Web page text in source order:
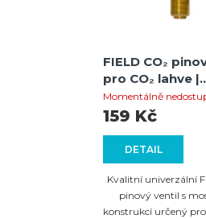
FIELD CO₂
pro CO₂ lahve |
standardní ASA
Momentálně
DETAIL
159 Kč
Kvalitní univerzální
pinový ventil s
konstrukcí určený